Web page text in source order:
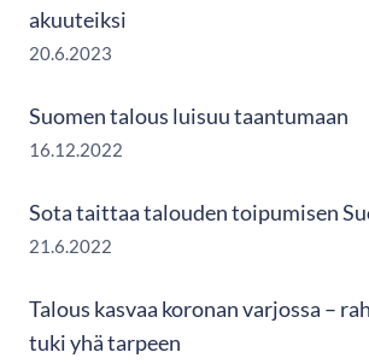
akuuteiksi
20.6.2023
Suomen talous luisuu taantumaan
16.12.2022
Sota taittaa talouden toipumisen
21.6.2022
Talous kasvaa koronan varjossa –
tuki yhä tarpeen